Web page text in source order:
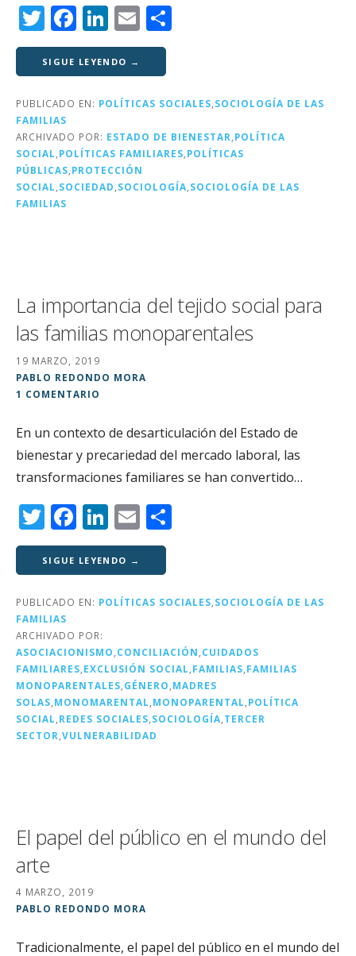
T
w
it
te
r
F
a
c
e
o
o
k
Li
n
k
e
n
E
m
ai
l p
rt
ir
SIGUE LEYENDO →
PUBLICADO EN: POLÍTICAS SOCIALES,SOCIOLOGÍA DE LAS
FAMILIAS
ARCHIVADO POR: ESTADO DE BIENESTAR,POLÍTICA
SOCIAL,POLÍTICAS FAMILIARES,POLÍTICAS
PÚBLICAS,PROTECCIÓN
SOCIAL,SOCIEDAD,SOCIOLOGÍA,SOCIOLOGÍA DE LAS
FAMILIAS
La importancia del tejido social para
las familias monoparentales
19 MARZO, 2019
PABLO REDONDO MORA
1 COMENTARIO
En un contexto de desarticulación del Estado de
bienestar y precariedad del mercado laboral, las
transformaciones familiares se han convertido…
T
w
it
te
r
F
a
c
e
o
o
k
Li
n
k
e
n
E
m
ai
l p
rt
ir
SIGUE LEYENDO →
PUBLICADO EN: POLÍTICAS SOCIALES SOCIOLOGÍA DE LAS
FAMILIAS
ARCHIVADO POR:
ASOCIACIONISMO CONCILIACIÓN CUIDADOS
FAMILIARES EXCLUSIÓN SOCIAL FAMILIAS FAMILIAS
MONOPARENTALES GÉNERO MADRES
SOLAS MONOMARENTAL MONOPARENTAL POLÍTICA
SOCIAL REDES SOCIALES SOCIOLOGÍA TERCER
SECTOR VULNERABILIDAD
El papel del público en el mundo del
arte
4 MARZO, 2019
PABLO REDONDO MORA
Tradicionalmente, el papel del público en el mundo del